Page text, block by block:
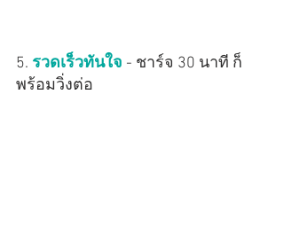
5. รวดเร็วทันใจ - ชาร์จ 30 นาที ก็
พร้อมวิ่งต่อ